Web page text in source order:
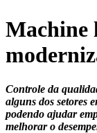
Machine
Controle da
alguns dos setores
podendo ajudar
melhorar o